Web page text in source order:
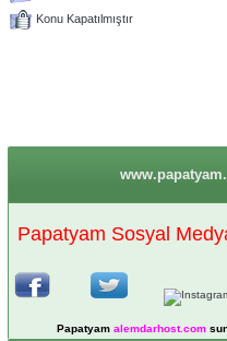
Konu Kapatılmıştır
Papatyam Sosyal
Papatyam alemdarhost.com